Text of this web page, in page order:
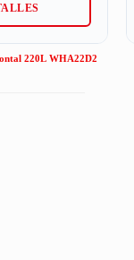
220L WHA22D2